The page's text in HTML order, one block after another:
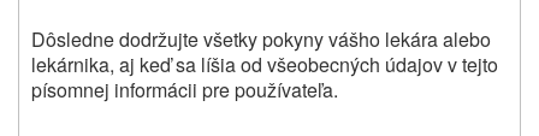
Dôsledne dodržujte všetky pokyny vášho lekára alebo
lekárnika, aj keď sa líšia od všeobecných údajov v tejto
písomnej informácii pre používateľa.